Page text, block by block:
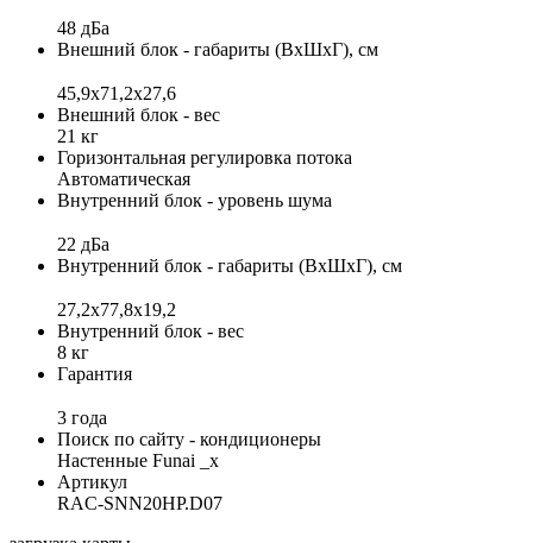
48 дБа
Внешний блок - габариты (ВхШхГ), см
45,9x71,2х27,6
Внешний блок - вес
21 кг
Горизонтальная регулировка потока
Автоматическая
Внутренний блок - уровень шума
22 дБа
Внутренний блок - габариты (ВхШхГ), см
27,2х77,8х19,2
Внутренний блок - вес
8 кг
Гарантия
3 года
Поиск по сайту - кондиционеры
Настенные Funai _x
Артикул
RAC-SNN20HP.D07